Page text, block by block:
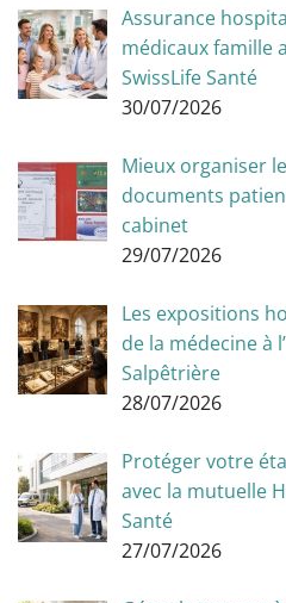
Assurance
médicaux famille
SwissLife Santé
30/07/2026
Mieux organiser
documents
cabinet
29/07/2026
Les expositions
de la médecine à
Salpêtrière
28/07/2026
Protéger votre
avec la mutuelle
Santé
27/07/2026